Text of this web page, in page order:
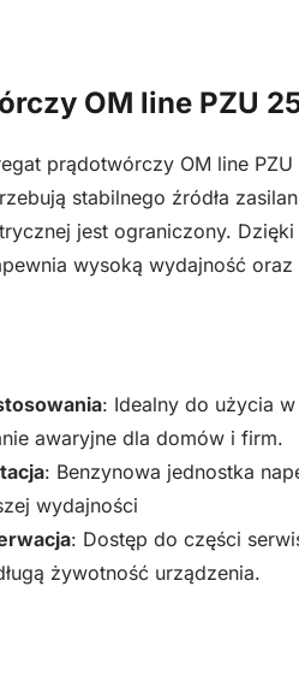
OM line PZU
prądotwórczy OM line
stabilnego źródła
jest ograniczony.
wysoką wydajność oraz
: Idealny do użycia
awaryjne dla domów i firm.
: Benzynowa jednostka
wydajności
: Dostęp do części
żywotność urządzenia.